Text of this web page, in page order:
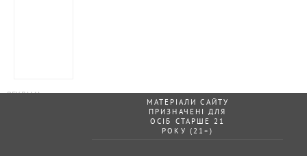
МАТЕРІАЛИ САЙТУ
ПРИЗНАЧЕНІ ДЛЯ
ОСІБ СТАРШЕ 21
РОКУ (21+)